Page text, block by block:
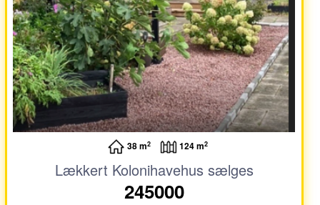
38 m2 124 m2
Lækkert Kolonihavehus sælges
245000